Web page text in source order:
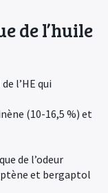
de l’huile
l’HE qui
(10-16,5 %) et
de l’odeur
et bergaptol